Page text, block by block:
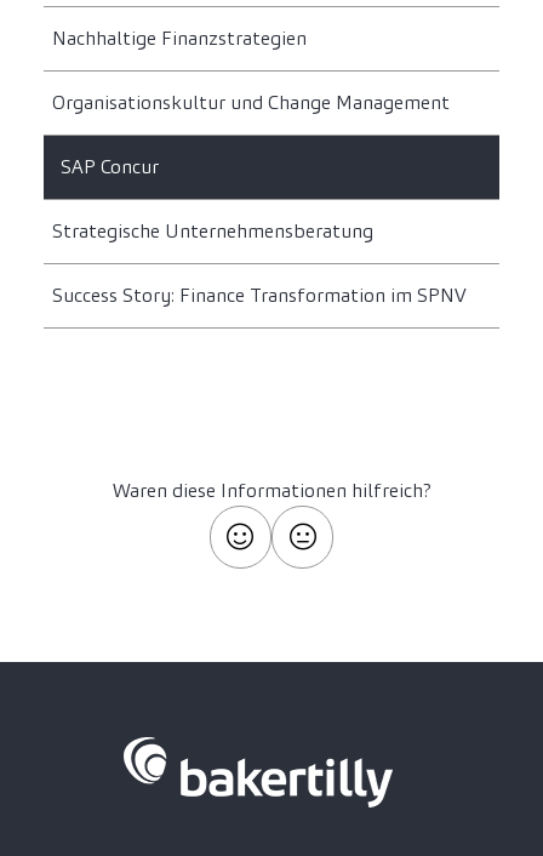
Nachhaltige Finanzstrategien
Organisationskultur und Change Management
SAP Concur
Strategische Unternehmensberatung
Success Story: Finance Transformation im SPNV
Waren diese Informationen hilfreich?